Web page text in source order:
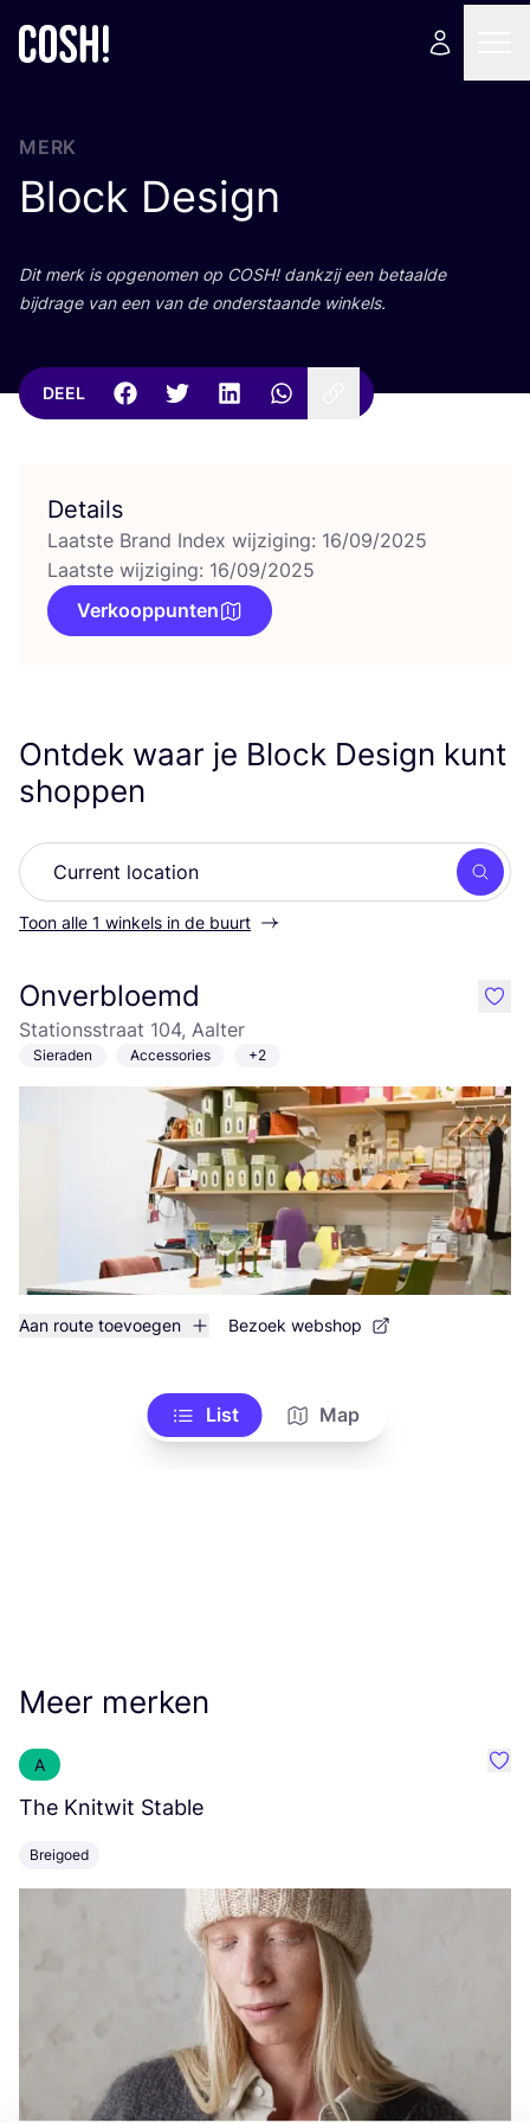
MERK
Block Design
Dit merk is opge­no­men op COSH! dank­zij een betaal­de
bij­dra­ge van een van de onder­staan­de winkels.
DEEL
Details
Laatste Brand Index wijziging: 16/09/2025
Laatste wijziging: 16/09/2025
Verkooppunten
Ontdek waar je Block Design kunt
shoppen
Zoek
Toon alle 1 winkels in de buurt
Onverbloemd
Stationsstraat 104, Aalter
Sieraden Accessories +2
Aan route toevoegen Bezoek webshop
like
List Map
Meer merken
A
The Knitwit Stable
Breigoed